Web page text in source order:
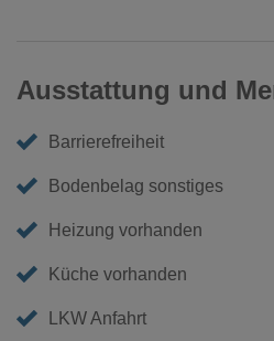
Ausstattung und
Barrierefreiheit
Bodenbelag sonstiges
Heizung vorhanden
Küche vorhanden
LKW Anfahrt